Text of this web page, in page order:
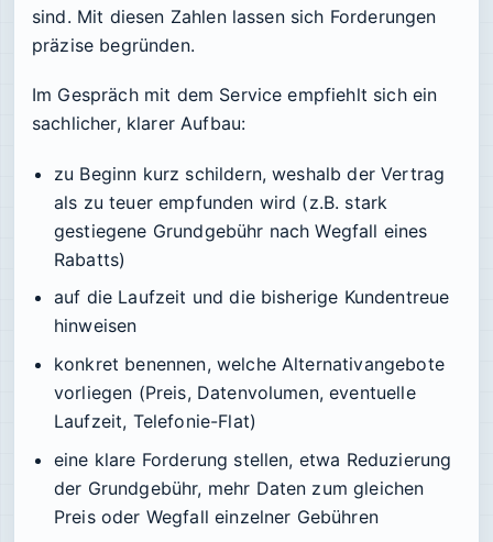
sind. Mit diesen Zahlen lassen sich Forderungen
präzise begründen.
Im Gespräch mit dem Service empfiehlt sich ein
sachlicher, klarer Aufbau:
zu Beginn kurz schildern, weshalb der Vertrag
als zu teuer empfunden wird (z.B. stark
gestiegene Grundgebühr nach Wegfall eines
Rabatts)
auf die Laufzeit und die bisherige Kundentreue
hinweisen
konkret benennen, welche Alternativangebote
vorliegen (Preis, Datenvolumen, eventuelle
Laufzeit, Telefonie-Flat)
eine klare Forderung stellen, etwa Reduzierung
der Grundgebühr, mehr Daten zum gleichen
Preis oder Wegfall einzelner Gebühren